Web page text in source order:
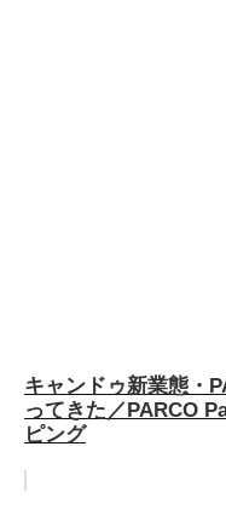
キャンドゥ新業態・
ってきた／PARCO
ピング